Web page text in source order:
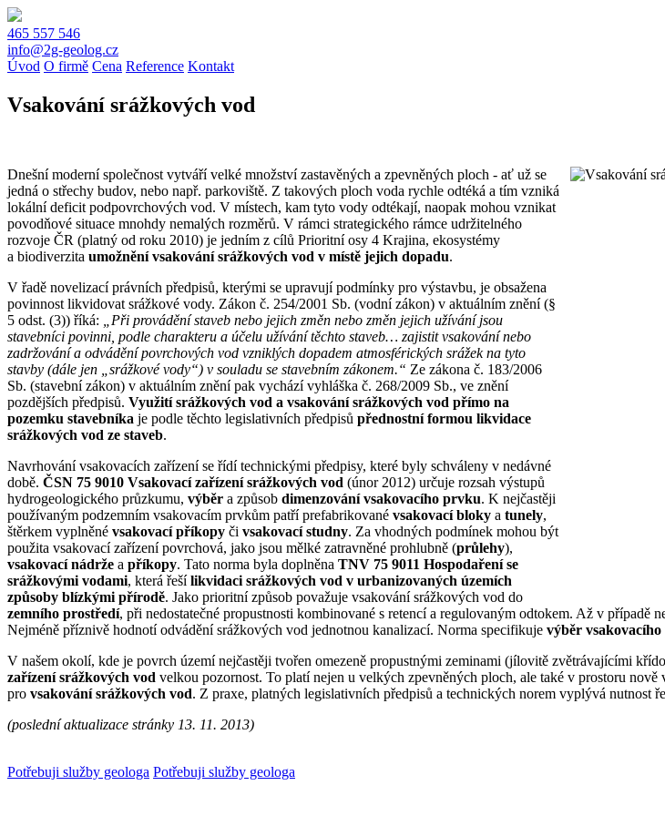
465 557 546
info@2g-geolog.cz
Úvod O firmě Cena Reference Kontakt
Vsakování srážkových vod
Dnešní moderní společnost vytváří velké množství zastavěných a zpevněných ploch - ať už se
jedná o střechy budov, nebo např. parkoviště. Z takových ploch voda rychle odtéká a tím vzniká
lokální deficit podpovrchových vod. V místech, kam tyto vody odtékají, naopak mohou vznikat
povodňové situace mnohdy nemalých rozměrů. V rámci strategického rámce udržitelného
rozvoje ČR (platný od roku 2010) je jedním z cílů Prioritní osy 4 Krajina, ekosystémy
a biodiverzita umožnění vsakování srážkových vod v místě jejich dopadu.
V řadě novelizací právních předpisů, kterými se upravují podmínky pro výstavbu, je obsažena
povinnost likvidovat srážkové vody. Zákon č. 254/2001 Sb. (vodní zákon) v aktuálním znění (§
5 odst. (3)) říká:
„Při provádění staveb nebo jejich změn nebo změn jejich užívání jsou
stavebníci povinni, podle charakteru a účelu užívání těchto staveb… zajistit vsakování nebo
zadržování a odvádění povrchových vod vzniklých dopadem atmosférických srážek na tyto
stavby (dále jen „srážkové vody“) v souladu se stavebním zákonem.“ Ze zákona č. 183/2006
Sb. (stavební zákon) v aktuálním znění pak vychází vyhláška č. 268/2009 Sb., ve znění
pozdějších předpisů. Využití srážkových vod a vsakování srážkových vod přímo na
pozemku stavebníka je podle těchto legislativních předpisů přednostní formou likvidace
srážkových vod ze staveb.
Navrhování vsakovacích zařízení se řídí technickými předpisy, které byly schváleny v nedávné
době. ČSN 75 9010 Vsakovací zařízení srážkových vod (únor 2012) určuje rozsah výstupů
hydrogeologického průzkumu, výběr a způsob dimenzování vsakovacího prvku. K nejčastěji
používaným podzemním vsakovacím prvkům patří prefabrikované vsakovací bloky a tunely,
štěrkem vyplněné vsakovací příkopy či vsakovací studny. Za vhodných podmínek mohou být
použita vsakovací zařízení povrchová, jako jsou mělké zatravněné prohlubně (průlehy),
vsakovací nádrže a příkopy. Tato norma byla doplněna TNV 75 9011 Hospodaření se
srážkovými vodami, která řešílikvidaci srážkových vod v urbanizovaných územích
způsoby blízkými přírodě. Jako prioritní způsob považuje vsakování srážkových vod do
zemního prostředí, při nedostatečné propustnosti kombinované s retencí a regulovaným odtokem. Až v
Nejméně příznivě hodnotí odvádění srážkových vod jednotnou kanalizací. Norma specifikuje výběr
V našem okolí, kde je povrch území nejčastěji tvořen omezeně propustnými zeminami (jílovitě zvětrávajícími
zařízení srážkových vod velkou pozornost. To platí nejen u velkých zpevněných ploch, ale také v prostoru
pro vsakování srážkových vod. Z praxe, platných legislativních předpisů a technických norem vyplývá nutnost
(poslední aktualizace stránky 13. 11. 2013)
Potřebuji služby geologa Potřebuji služby geologa